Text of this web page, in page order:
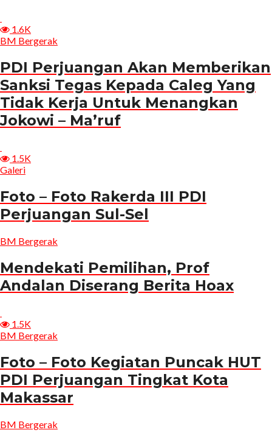
1.6K
BM Bergerak
PDI Perjuangan Akan Memberikan
Sanksi Tegas Kepada Caleg Yang
Tidak Kerja Untuk Menangkan
Jokowi – Ma’ruf
1.5K
Galeri
Foto – Foto Rakerda III PDI
Perjuangan Sul-Sel
BM Bergerak
Mendekati Pemilihan, Prof
Andalan Diserang Berita Hoax
1.5K
BM Bergerak
Foto – Foto Kegiatan Puncak HUT
PDI Perjuangan Tingkat Kota
Makassar
BM Bergerak